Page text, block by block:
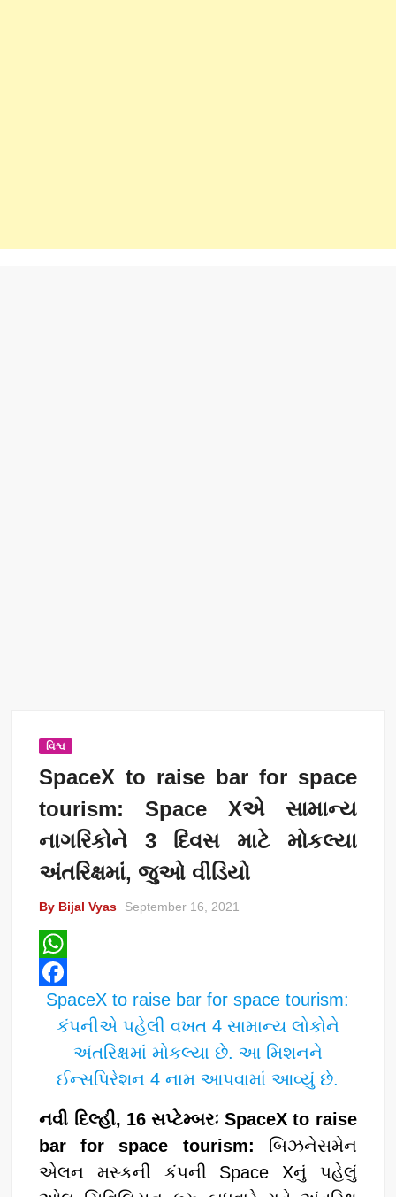
વિશ્વ
SpaceX to raise bar for space
tourism: Space Xએ સામાન્ય
નાગરિકોને 3 દિવસ માટે મોકલ્યા
અંતરિક્ષમાં, જુઓ વીડિયો
By Bijal Vyas September 16, 2021
W
h
A
p
p
F
b
o
o
SpaceX to raise bar for space tourism:
કંપનીએ પહેલી વખત 4 સામાન્ય લોકોને
અંતરિક્ષમાં મોકલ્યા છે. આ મિશનને
ઈન્સપિરેશન 4 નામ આપવામાં આવ્યું છે.
નવી દિલ્હી, 16 સપ્ટેમ્બરઃ SpaceX to raise
bar for space tourism: બિઝનેસમેન
એલન મસ્કની કંપની Space Xનું પહેલું